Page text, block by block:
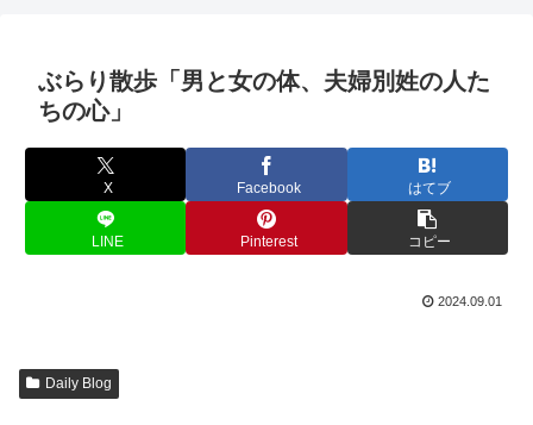
ぶらり散歩「男と女の体、夫婦別姓の人た
ちの心」
X Facebook はてブ
LINE Pinterest コピー
2024.09.01
Daily Blog